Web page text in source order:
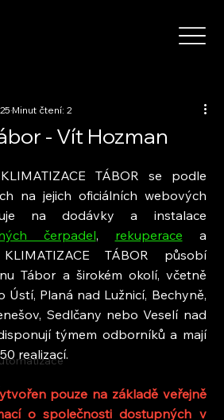
- Vít Hozman
Minut čtení: 2
TÁBOR se podle
na jejich oficiálních webových
čerpadel, rekuperace a
TÁBOR působí
Tábor a širokém okolí, včetně
Ústí, Planá nad Lužnicí, Bechyně,
Sedlčany nebo Veselí nad
týmem odborníků a mají
realizací.
pouze na základě veřejně
o společnosti dostupných v